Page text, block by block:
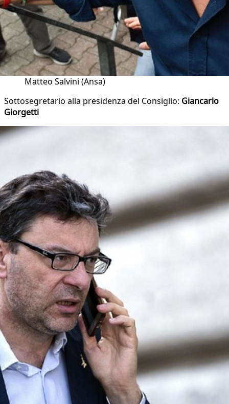
Matteo Salvini (Ansa)
Sottosegretario alla presidenza del Consiglio: Giancarlo
Giorgetti